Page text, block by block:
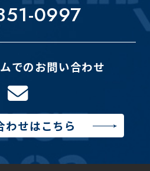
0997
でのお問い合わせ
わせはこちら